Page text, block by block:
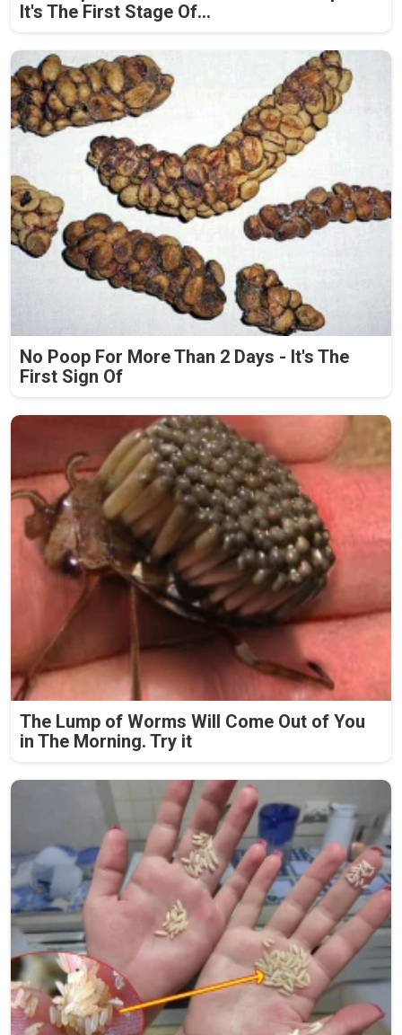
It's The First Stage Of...
No Poop For More Than 2 Days - It's The
First Sign Of
The Lump of Worms Will Come Out of You
in The Morning. Try it